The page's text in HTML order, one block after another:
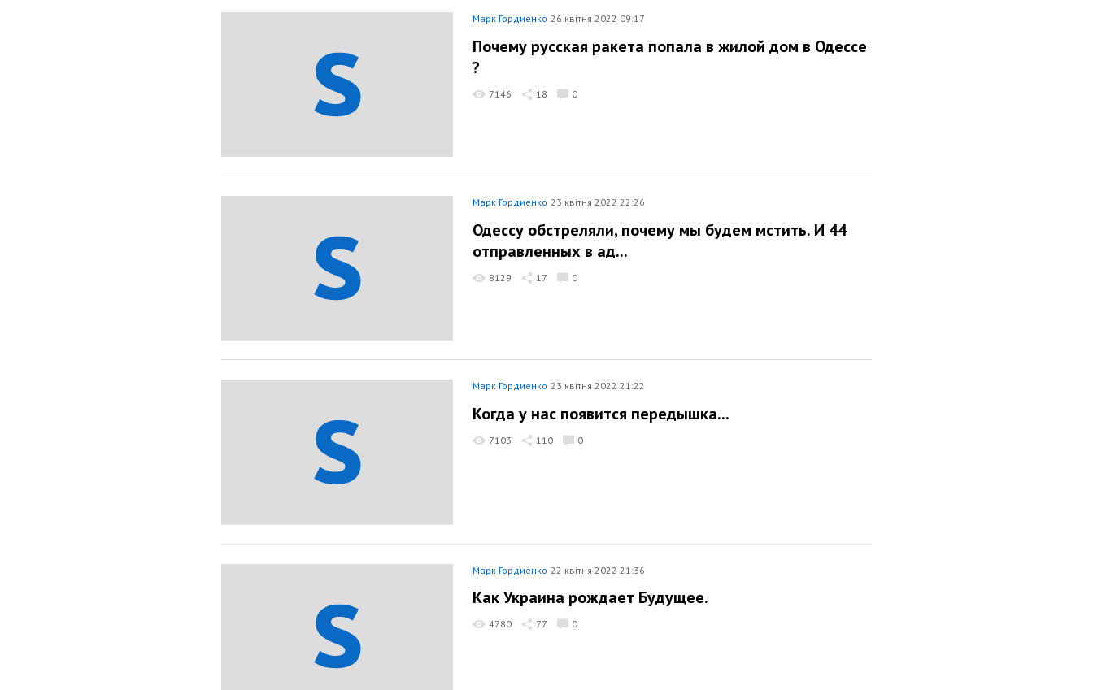
Марк Гордиенко 26 квітня 2022 09:17
Почему русская ракета попала в жилой дом в Одессе
?
7146 18 0
Марк Гордиенко 23 квітня 2022 22:26
Одессу обстреляли, почему мы будем мстить. И 44
отправленных в ад...
8129 17 0
Марк Гордиенко 23 квітня 2022 21:22
Когда у нас появится передышка...
7103 110 0
Марк Гордиенко 22 квітня 2022 21:36
Как Украина рождает Будущее.
4780 77 0